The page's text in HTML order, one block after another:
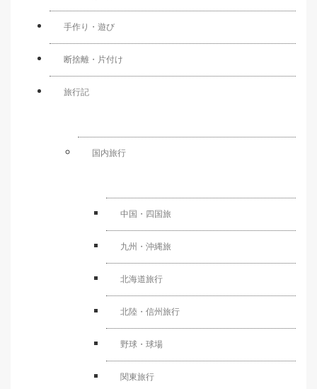
手作り・遊び
断捨離・片付け
旅行記
国内旅行
中国・四国旅
九州・沖縄旅
北海道旅行
北陸・信州旅行
野球・球場
関東旅行